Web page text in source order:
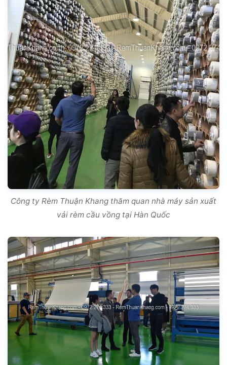
Công ty Rèm Thuận Khang thăm quan nhà máy sản xuất
vải rèm cầu vồng tại Hàn Quốc